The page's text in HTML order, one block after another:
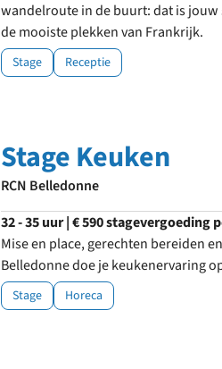
wandelroute in de buurt: dat is jouw
de mooiste plekken van Frankrijk.
Stage Receptie
Stage Keuken
RCN Belledonne
32 - 35 uur | € 590
Mise en place, gerechten bereiden
Belledonne doe je keukenervaring
Stage Horeca